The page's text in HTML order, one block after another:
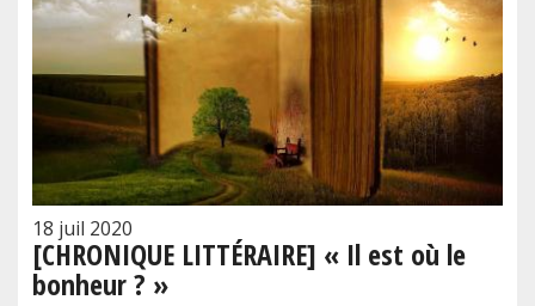
18 juil 2020
[CHRONIQUE LITTÉRAIRE] « Il est où le
bonheur ? »